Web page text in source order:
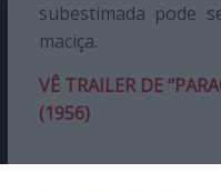
subestimada pode
maciça.
VÊ TRAILER DE
(1956)